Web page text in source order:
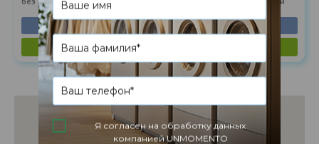
(044) 585-75-94
показать на карте
(044) 585-05-79
Я согласен на обработку данных
компанией UNMOMENTO